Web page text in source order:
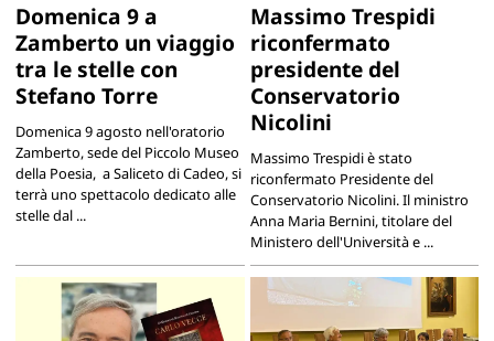
Domenica 9 a
Zamberto un viaggio
tra le stelle con
Stefano Torre
Domenica 9 agosto nell'oratorio
Zamberto, sede del Piccolo Museo
della Poesia, a Saliceto di Cadeo, si
terrà uno spettacolo dedicato alle
stelle dal ...
Massimo Trespidi
riconfermato
presidente del
Conservatorio
Nicolini
Massimo Trespidi è stato
riconfermato Presidente del
Conservatorio Nicolini. Il ministro
Anna Maria Bernini, titolare del
Ministero dell'Università e ...